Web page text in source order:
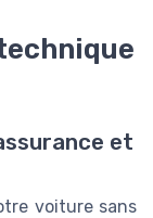
et
voiture sans